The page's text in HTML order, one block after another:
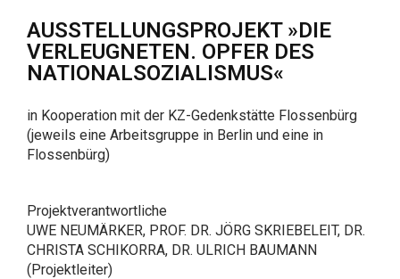
AUSSTELLUNGSPROJEKT »DIE
VERLEUGNETEN. OPFER DES
NATIONALSOZIALISMUS«
in Kooperation mit der KZ-Gedenkstätte Flossenbürg
(jeweils eine Arbeitsgruppe in Berlin und eine in
Flossenbürg)
Projektverantwortliche
UWE NEUMÄRKER, PROF. DR. JÖRG SKRIEBELEIT, DR.
CHRISTA SCHIKORRA, DR. ULRICH BAUMANN
(Projektleiter)